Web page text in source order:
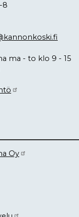
8
ma - to klo 9 - 15
Oy